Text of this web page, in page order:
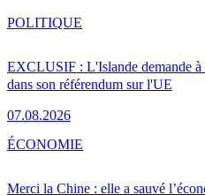
EXCLUSIF : L'Islande demande à
dans son référendum sur l'UE
07.08.2026
POLITIQUE
Merci la Chine : elle a sauvé
ÉCONOMIE